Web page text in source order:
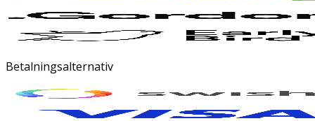
Betalningsalternativ